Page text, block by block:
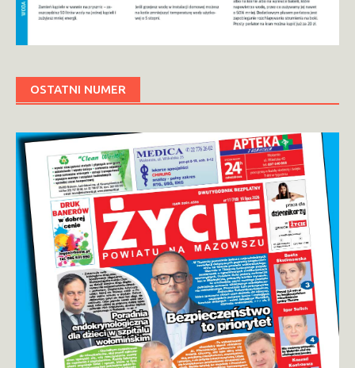
OSTATNI NUMER